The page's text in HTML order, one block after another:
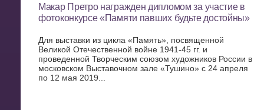
Макар Претро награжден дипломом за участие в
фотоконкурсе «Памяти павших будьте достойны»
Для выставки из цикла «Память», посвященной
Великой Отечественной войне 1941-45 гг. и
проведенной Творческим союзом художников России в
московском Выставочном зале «Тушино» с 24 апреля
по 12 мая 2019...